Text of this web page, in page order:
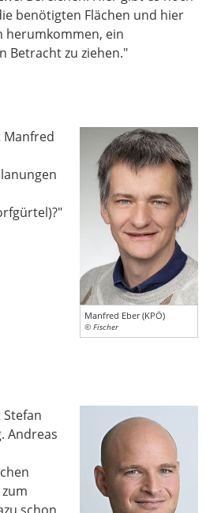
benötigten Flächen und hier
herumkommen, ein
Betracht zu ziehen."
Manfred Eber (KPÖ)
© Fischer
Manfred
Andreas
schon